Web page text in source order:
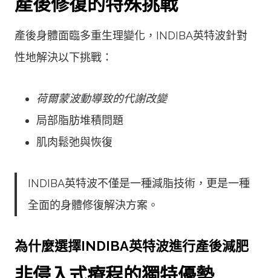
產後身體面臨多重生理變化，INDIBA英特波針對
性地解決以下挑戰：
荷爾蒙波動導致的代謝改變
局部脂肪堆積問題
肌肉鬆弛與恢復
INDIBA英特波不僅是一種減脂技術，更是一種
全面的身體修復解決方案。
為什麼選擇INDIBA英特波進行產後減肥